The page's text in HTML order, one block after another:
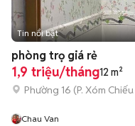
Tin nổi bật
phòng trọ giá rẻ
1,9 triệu/tháng12 m²
Phường 16 (P. Xóm Chiếu
Chau Van